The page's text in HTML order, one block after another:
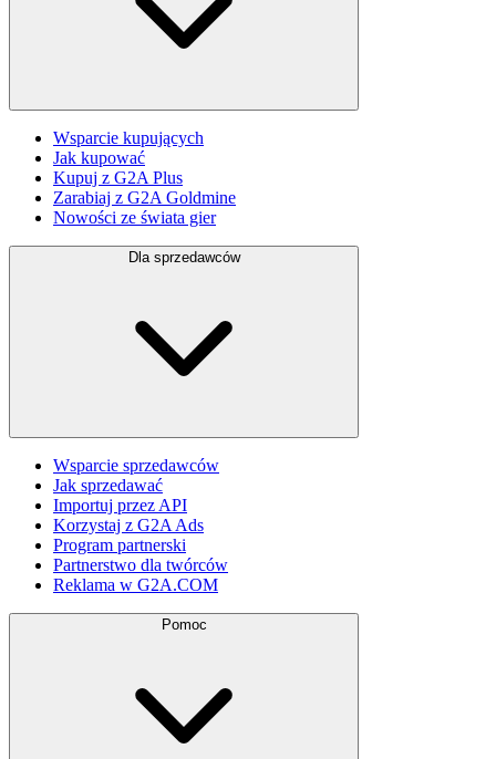
Wsparcie kupujących
Jak kupować
Kupuj z G2A Plus
Zarabiaj z G2A Goldmine
Nowości ze świata gier
Dla sprzedawców
Wsparcie sprzedawców
Jak sprzedawać
Importuj przez API
Korzystaj z G2A Ads
Program partnerski
Partnerstwo dla twórców
Reklama w G2A.COM
Pomoc